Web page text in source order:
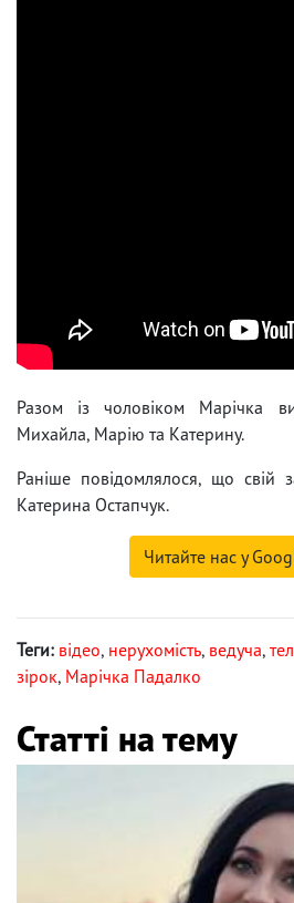
Разом із чоловіком Марічка
Михайла, Марію та Катерину.
Раніше повідомлялося, що свій
Катерина Остапчук.
Читайте нас у
Теги: відео, нерухомість, ведуча,
зірок, Марічка Падалко
Статті на тему